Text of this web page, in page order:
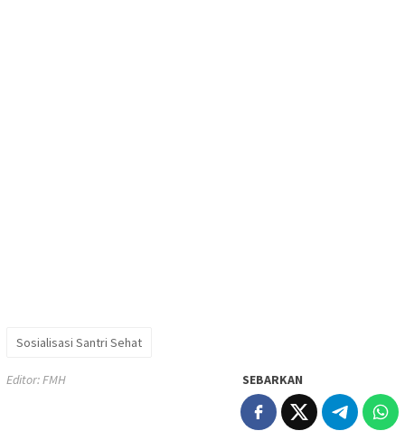
Sosialisasi Santri Sehat
Editor: FMH SEBARKAN